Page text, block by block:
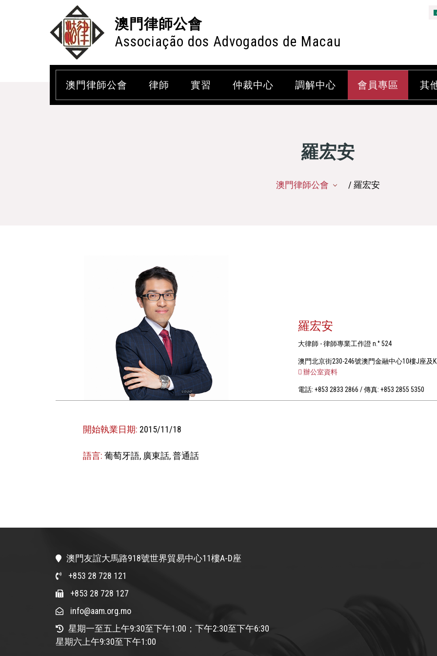
澳門律師公會
Associação dos Advogados de Macau
澳門律師公會 律師 實習 仲裁中心 調解中心 會員專區 其
羅宏安
澳門律師公會 / 羅宏安
羅宏安
大律師 - 律師專業工作證 n.° 524
澳門北京街230-246號澳門金融中心10樓J座及
辦公室資料
電話: +853 2833 2866 / 傳真: +853 2855 5350
開始執業日期: 2015/11/18
語言: 葡萄牙語, 廣東話, 普通話
澳門友誼大馬路918號世界貿易中心11樓A-D座
+853 28 728 121
+853 28 728 127
info@aam.org.mo
星期一至五上午9:30至下午1:00；下午2:30至下午6:30
星期六上午9:30至下午1:00